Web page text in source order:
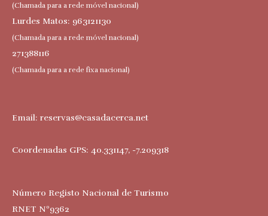
(Chamada para a rede móvel nacional)
Lurdes Matos: 963121130
(Chamada para a rede móvel nacional)
271388116
(Chamada para a rede fixa nacional)
Email: reservas@casadacerca.net
Coordenadas GPS: 40.331147, -7.209318
Número Registo Nacional de Turismo
RNET Nº9362